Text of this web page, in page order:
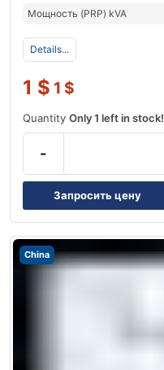
Мощность (PRP) kVA
Details...
1 $ 1 $
Quantity Only 1 left in stock!
-
Запросить цену
China